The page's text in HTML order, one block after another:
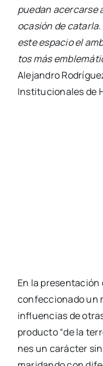
pue­dan acer­car­se
oca­sión de
este espa­cio el
tos más
Ale­jan­dro
Ins­ti­tu­cio­na­les de
En la pre­sen­ta­ción
con­fec­cio­na­do un
influen­cias de
pro­duc­to “de la
nes un carác­ter